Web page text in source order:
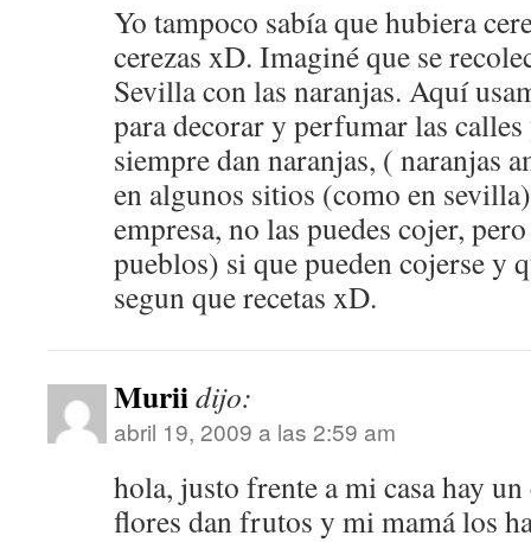
Yo tampoco sabía que hubiera
cerezas xD. Imaginé que se
Sevilla con las naranjas. Aquí
para decorar y perfumar las calles
siempre dan naranjas, ( naranjas
en algunos sitios (como en
empresa, no las puedes cojer,
pueblos) si que pueden cojerse y
segun que recetas xD.
Muriidijo:
abril 19, 2009 a las 2:59 am
hola, justo frente a mi casa hay
flores dan frutos y mi mamá los